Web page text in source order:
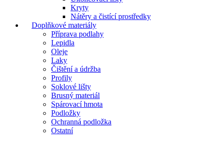
Kryty
Nátěry a čistící prostředky
Doplňkové materiály
Příprava podlahy
Lepidla
Oleje
Laky
Čištění a údržba
Profily
Soklové lišty
Brusný materiál
Spárovací hmota
Podložky
Ochranná podložka
Ostatní